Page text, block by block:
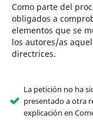
Como parte del
obligados a
elementos que se
los autores/as
directrices.
La petición no ha
presentado a otra
explicación en